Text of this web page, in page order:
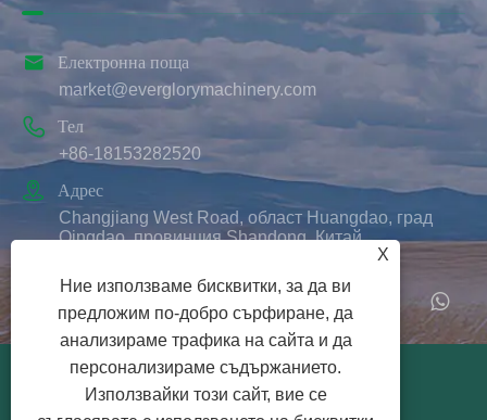

Електронна поща
market@everglorymachinery.com

Тел
+86-18153282520

Адрес
Changjiang West Road, област Huangdao, град
Qingdao, провинция Shandong, Китай
Авторско право © 2025 Qingdao Ever Glory
Machinery Co., Ltd. Всички права запазени.
X
Ние използваме бисквитки, за да ви
предложим по-добро сърфиране, да
анализираме трафика на сайта и да
персонализираме съдържанието.
Използвайки този сайт, вие се